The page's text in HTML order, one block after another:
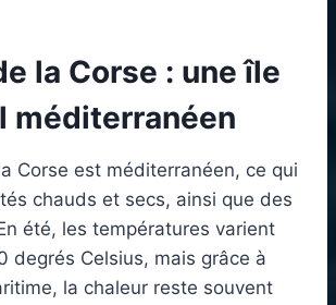
la Corse : une île
méditerranéen
Corse est méditerranéen, ce qui
chauds et secs, ainsi que des
été, les températures varient
degrés Celsius, mais grâce à
la chaleur reste souvent